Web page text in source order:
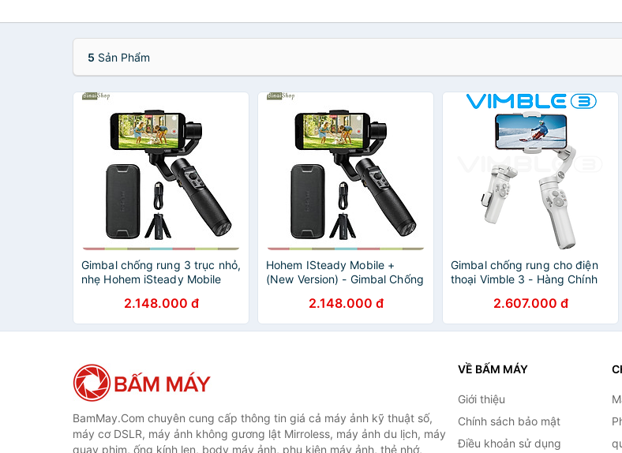
5 Sản Phẩm
Gimbal chống rung 3 trục nhỏ,
nhẹ Hohem iSteady Mobile
2.148.000 đ
Hohem ISteady Mobile +
(New Version) - Gimbal Chống
Nhận Diện Khuôn Mặt, Theo
Dõi Chuyển Động, Hoạt Động
13 Giờ
2.148.000 đ
Gimbal chống rung cho điện
thoại Vimble 3 - Hàng Chính
2.607.000 đ
BamMay.Com chuyên cung cấp thông tin giá cả máy ảnh kỹ thuật số,
máy cơ DSLR, máy ảnh không gương lật Mirroless, máy ảnh du lịch, máy
quay phim, ống kính len, body máy ảnh, phụ kiện máy ảnh, thẻ nhớ,
VỀ BẤM MÁY
Giới thiệu
Chính sách bảo mật
Điều khoản sử dụng